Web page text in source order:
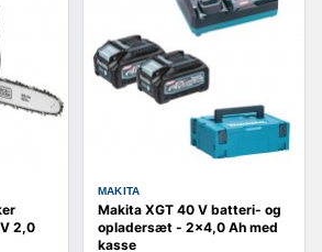
2,0
MAKITA
Makita XGT 40 V batteri- og
opladersæt - 2×4,0 Ah med
kasse